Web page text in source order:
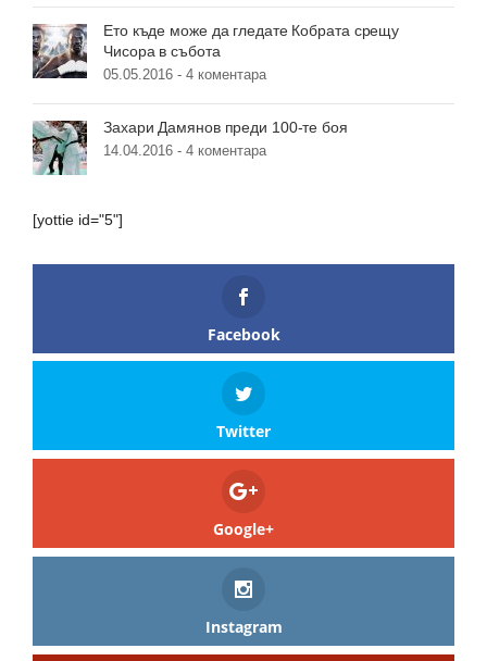
Ето къде може да гледате Кобрата срещу
Чисора в събота
05.05.2016 - 4 коментара
Захари Дамянов преди 100-те боя
14.04.2016 - 4 коментара
[yottie id="5"]
Facebook
Twitter
Google+
Instagram